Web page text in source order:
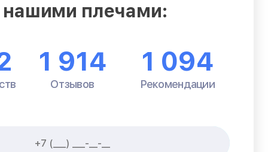
нашими плечами:
1 914
Отзывов
1 094
Рекомендации